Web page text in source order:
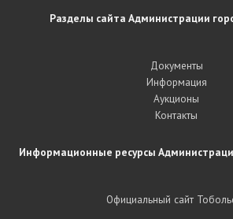
Разделы сайта Администрации
Документы
Информация
Аукционы
Контакты
Информационные ресурсы
Официальный сайт